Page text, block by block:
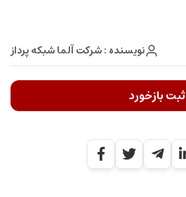
نویسنده : شرکت آلما شبکه پرداز
ثبت بازخورد